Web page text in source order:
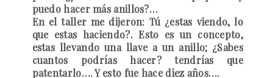
puedo hacer más anillos?…
En el taller me dijeron: Tú ¿estas viendo, lo
que estas haciendo?. Esto es un concepto,
estas llevando una llave a un anillo; ¿Sabes
cuantos podrías hacer? tendrías que
patentarlo…. Y esto fue hace diez años….